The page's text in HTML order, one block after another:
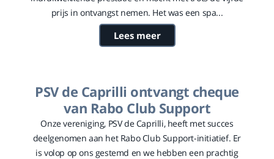
prijs in ontvangst nemen. Het was een spa...
Lees meer
PSV de Caprilli ontvangt cheque
van Rabo Club Support
Onze vereniging, PSV de Caprilli, heeft met succes
deelgenomen aan het Rabo Club Support-initiatief. Er
is volop op ons gestemd en we hebben een prachtig